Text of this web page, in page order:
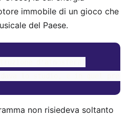
immobile di un gioco che
del Paese.
non risiedeva soltanto